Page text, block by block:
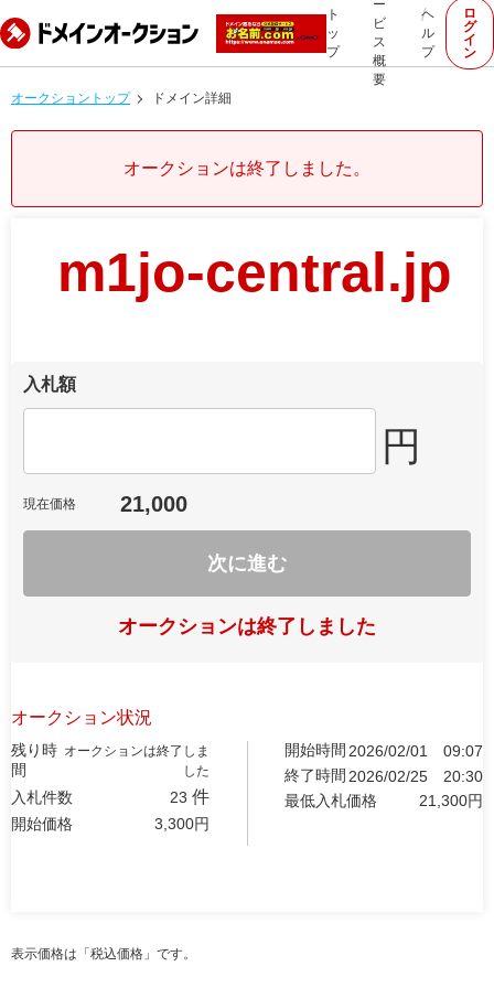
ト
ッ
プ
ー
ビ
ス
概
要
ヘ
ル
プ
ロ
グ
イ
ン
オークショントップ ドメイン詳細
オークションは終了しました。
m1jo-central.jp
入札額
円
現在価格 21,000
次に進む
オークションは終了しました
オークション状況
残り時
間
オークションは終了しま
した
入札件数 23 件
開始価格 3,300円
開始時間 2026/02/01
09:07
終了時間 2026/02/25
20:30
最低入札価格
21,300円
表示価格は「税込価格」です。